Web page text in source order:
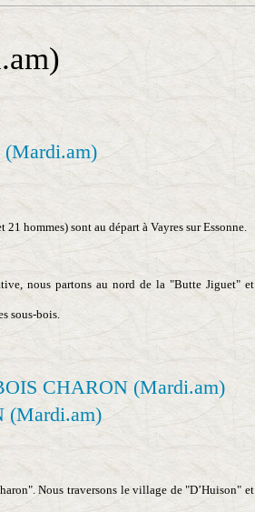
hommes) sont au départ à Vayres sur Essonne.
nous partons au nord de la "Butte Jiguet" et
sous-bois.
Nous traversons le village de "D’Huison" et